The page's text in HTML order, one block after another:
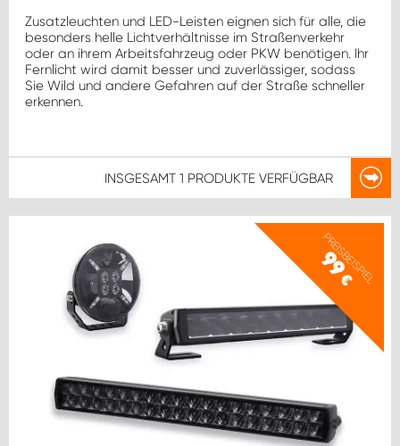
Zusatzleuchten und LED-Leisten eignen sich für alle, die
besonders helle Lichtverhältnisse im Straßenverkehr
oder an ihrem Arbeitsfahrzeug oder PKW benötigen. Ihr
Fernlicht wird damit besser und zuverlässiger, sodass
Sie Wild und andere Gefahren auf der Straße schneller
erkennen.
INSGESAMT 1 PRODUKTE VERFÜGBAR
PREISBEISPIEL
99
€
WORK SYSTEM STUTTGART